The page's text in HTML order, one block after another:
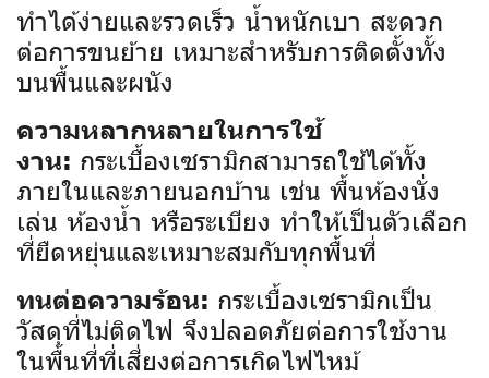
ทำได้ง่ายและรวดเร็ว น้ำหนักเบา สะดวก
ต่อการขนย้าย เหมาะสำหรับการติดตั้งทั้ง
บนพื้นและผนัง
ความหลากหลายในการใช้
งาน: กระเบื้องเซรามิกสามารถใช้ได้ทั้ง
ภายในและภายนอกบ้าน เช่น พื้นห้องนั่ง
เล่น ห้องน้ำ หรือระเบียง ทำให้เป็นตัวเลือก
ที่ยืดหยุ่นและเหมาะสมกับทุกพื้นที่
ทนต่อความร้อน: กระเบื้องเซรามิกเป็น
วัสดุที่ไม่ติดไฟ จึงปลอดภัยต่อการใช้งาน
ในพื้นที่ที่เสี่ยงต่อการเกิดไฟไหม้